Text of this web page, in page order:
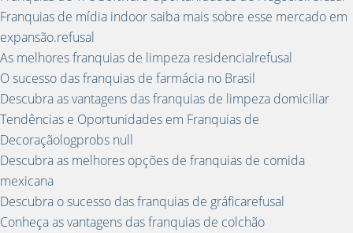
Franquias de mídia indoor saiba mais sobre esse mercado em
expansão.refusal
As melhores franquias de limpeza residencialrefusal
O sucesso das franquias de farmácia no Brasil
Descubra as vantagens das franquias de limpeza domiciliar
Tendências e Oportunidades em Franquias de
Decoraçãologprobs null
Descubra as melhores opções de franquias de comida
mexicana
Descubra o sucesso das franquias de gráficarefusal
Conheça as vantagens das franquias de colchão